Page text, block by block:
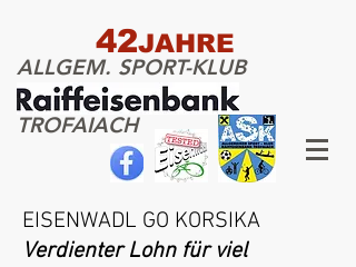
42JAHRE
ALLGEM. SPORT-KLUB
TROFAIACH
EISENWADL GO KORSIKA
Verdienter Lohn für viel